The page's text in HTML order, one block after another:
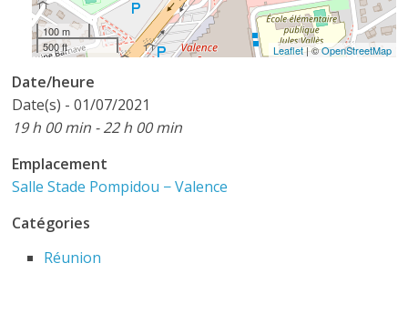
100 m
500 ft
Leaflet| ©OpenStreetMap
Date/heure
Date(s) - 01/07/2021
19 h 00 min - 22 h 00 min
Emplacement
Salle Stade Pompidou − Valence
Catégories
Réunion